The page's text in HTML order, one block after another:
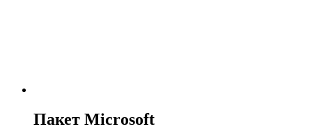
Пакет Microsoft